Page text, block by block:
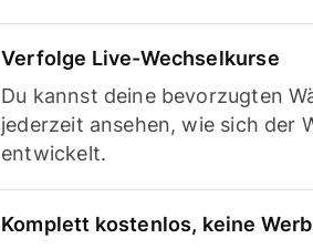
Verfolge Live-Wechselkurse
Du kannst deine bevorzugten
jederzeit ansehen, wie sich der
entwickelt.
Komplett kostenlos, keine